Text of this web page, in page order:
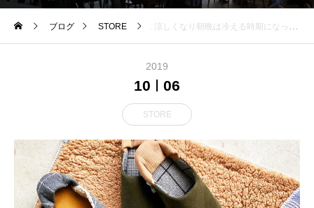
ブログ STORE . 涼しくなり朝晩は冷える時期になってきました
2019
10 06
STORE